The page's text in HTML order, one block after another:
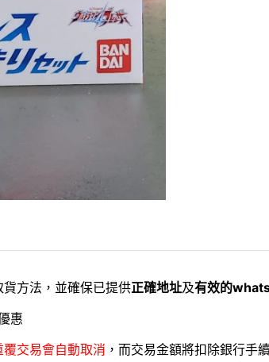
方法，並確保已提供正確地址及有效的
惠
覆交易會自動取消 ，而交易金額將扣除銀行手